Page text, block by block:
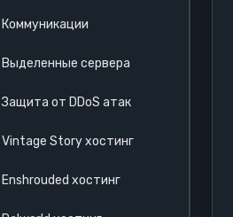
Коммуникации
Выделенные сервера
Защита от DDoS атак
Vintage Story хостинг
Enshrouded хостинг